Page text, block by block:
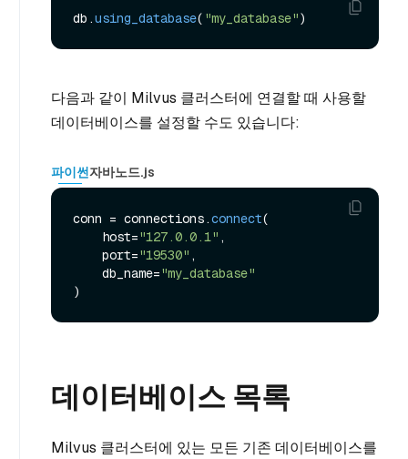
db.using_database( "my_database"
다음과 같이 Milvus 클러스터에 연결할 때 사용할
데이터베이스를 설정할 수도 있습니다:
파이썬자바노드.js
conn = connections.connect(
    host=
"127.0.0.1" ,
    port=
"19530" ,
    db_name=
"my_database"
데이터베이스 목록
Milvus 클러스터에 있는 모든 기존 데이터베이스를